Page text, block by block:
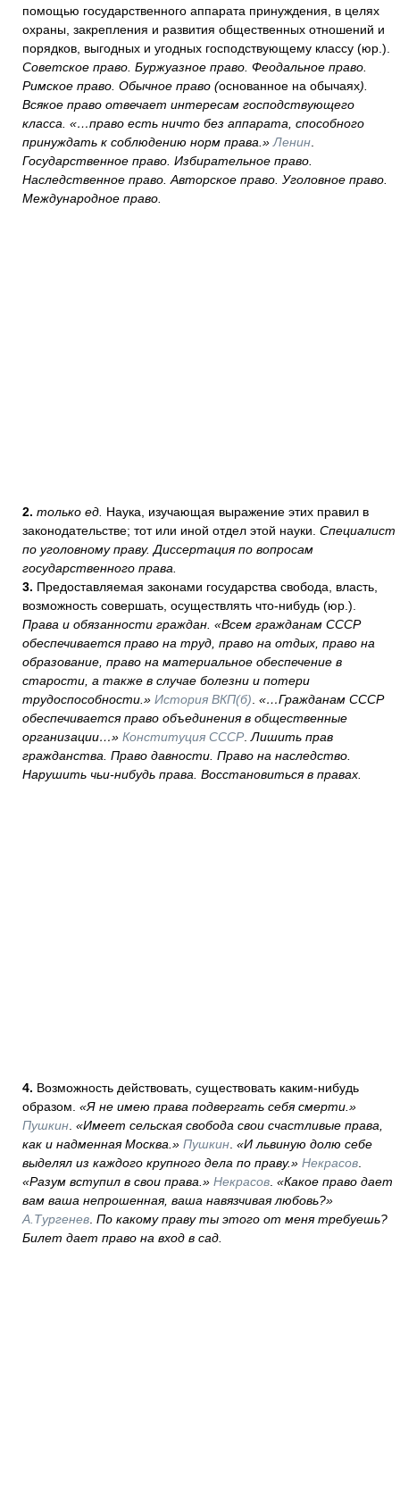
помощью государственного аппарата принуждения, в целях
охраны, закрепления и развития общественных отношений и
порядков, выгодных и угодных господствующему классу (юр.).
Советское право. Буржуазное право. Феодальное право.
Римское право. Обычное право (основанное на обычаях).
Всякое право отвечает интересам господствующего
класса. «…право есть ничто без аппарата, способного
принуждать к соблюдению норм права.» Ленин
Государственное право. Избирательное право.
Наследственное право. Авторское право. Уголовное право.
Международное право.
2. только ед. Наука, изучающая выражение этих правил в
законодательстве; тот или иной отдел этой науки. Специалист
по уголовному праву. Диссертация по вопросам
государственного права.
3. Предоставляемая законами государства свобода, власть,
возможность совершать, осуществлять что-нибудь (юр.).
Права и обязанности граждан. «Всем гражданам СССР
обеспечивается право на труд, право на отдых, право на
образование, право на материальное обеспечение в
старости, а также в случае болезни и потери
трудоспособности.» История ВКП(б) «…Гражданам СССР
обеспечивается право объединения в общественные
организации…» Конституция СССР. Лишить прав
гражданства. Право давности. Право на наследство.
Нарушить чьи-нибудь права. Восстановиться в правах.
4. Возможность действовать, существовать каким-нибудь
образом. «Я не имею права подвергать себя смерти.»
Пушкин «Имеет сельская свобода свои счастливые права,
как и надменная Москва.» Пушкин «И львиную долю себе
выделял из каждого крупного дела по праву.» Некрасов
«Разум вступил в свои права.» Некрасов «Какое право дает
вам ваша непрошенная, ваша навязчивая любовь?»
А.Тургенев По какому праву ты этого от меня требуешь?
Билет дает право на вход в сад.